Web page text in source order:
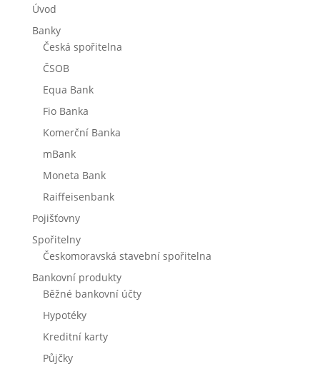
Úvod
Banky
Česká spořitelna
ČSOB
Equa Bank
Fio Banka
Komerční Banka
mBank
Moneta Bank
Raiffeisenbank
Pojišťovny
Spořitelny
Českomoravská stavební spořitelna
Bankovní produkty
Běžné bankovní účty
Hypotéky
Kreditní karty
Půjčky